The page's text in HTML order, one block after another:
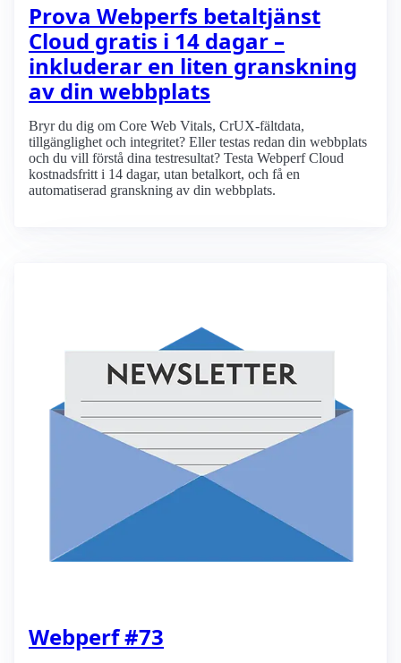
Prova Webperfs betaltjänst
Cloud gratis i 14 dagar –
inkluderar en liten granskning
av din webbplats
Bryr du dig om Core Web Vitals, CrUX-fältdata,
tillgänglighet och integritet? Eller testas redan din webbplats
och du vill förstå dina testresultat? Testa Webperf Cloud
kostnadsfritt i 14 dagar, utan betalkort, och få en
automatiserad granskning av din webbplats.
Webperf #73